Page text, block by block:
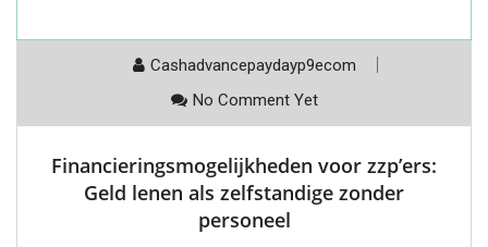
Cashadvancepaydayp9ecom
No Comment Yet
Financieringsmogelijkheden voor zzp’ers:
Geld lenen als zelfstandige zonder
personeel